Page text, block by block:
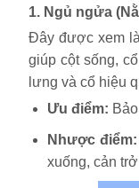
1. Ngủ ngửa
Đây được xem
giúp cột sống,
lưng và cổ hiệu
Ưu điểm:
Nhược điểm:
xuống, cản